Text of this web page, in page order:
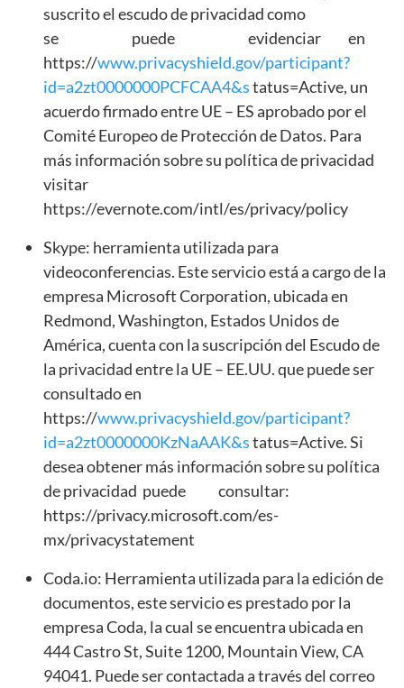
suscrito el escudo de privacidad como
se puede evidenciar en
https://www.privacyshield.gov/participant?
id=a2zt0000000PCFCAA4&status=Active, un
acuerdo firmado entre UE – ES aprobado por el
Comité Europeo de Protección de Datos. Para
más información sobre su política de privacidad
visitar
https://evernote.com/intl/es/privacy/policy
Skype: herramienta utilizada para
videoconferencias. Este servicio está a cargo de la
empresa Microsoft Corporation, ubicada en
Redmond, Washington, Estados Unidos de
América, cuenta con la suscripción del Escudo de
la privacidad entre la UE – EE.UU. que puede ser
consultado en
https://www.privacyshield.gov/participant?
id=a2zt0000000KzNaAAK&status=Active. Si
desea obtener más información sobre su política
de privacidad puede consultar:
https://privacy.microsoft.com/es-
mx/privacystatement
Coda.io: Herramienta utilizada para la edición de
documentos, este servicio es prestado por la
empresa Coda, la cual se encuentra ubicada en
444 Castro St, Suite 1200, Mountain View, CA
94041. Puede ser contactada a través del correo